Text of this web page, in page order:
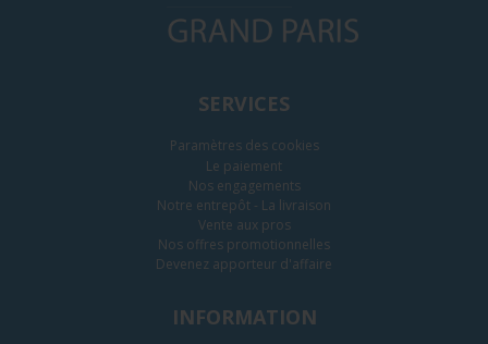
SERVICES
Paramètres des cookies
Le paiement
Nos engagements
Notre entrepôt - La livraison
Vente aux pros
Nos offres promotionnelles
Devenez apporteur d'affaire
INFORMATION